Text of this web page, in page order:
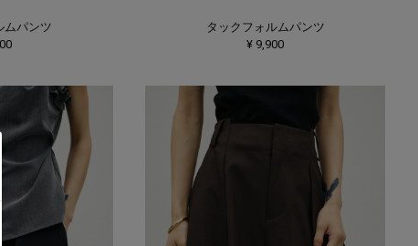
ムパンツ
タックフォルムパンツ
¥ 9,900